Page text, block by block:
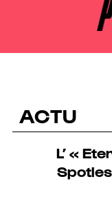
ACTU
L’ «